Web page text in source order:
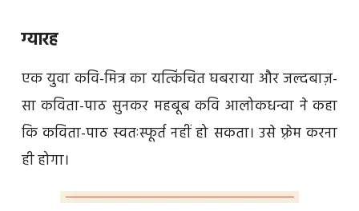
ग्यारह
एक युवा कवि-मित्र का यत्किंचित घबराया और जल्दबाज़-
सा कविता-पाठ सुनकर महबूब कवि आलोकधन्वा ने कहा
कि कविता-पाठ स्वतःस्फूर्त नहीं हो सकता। उसे फ़्रेम करना
ही होगा।